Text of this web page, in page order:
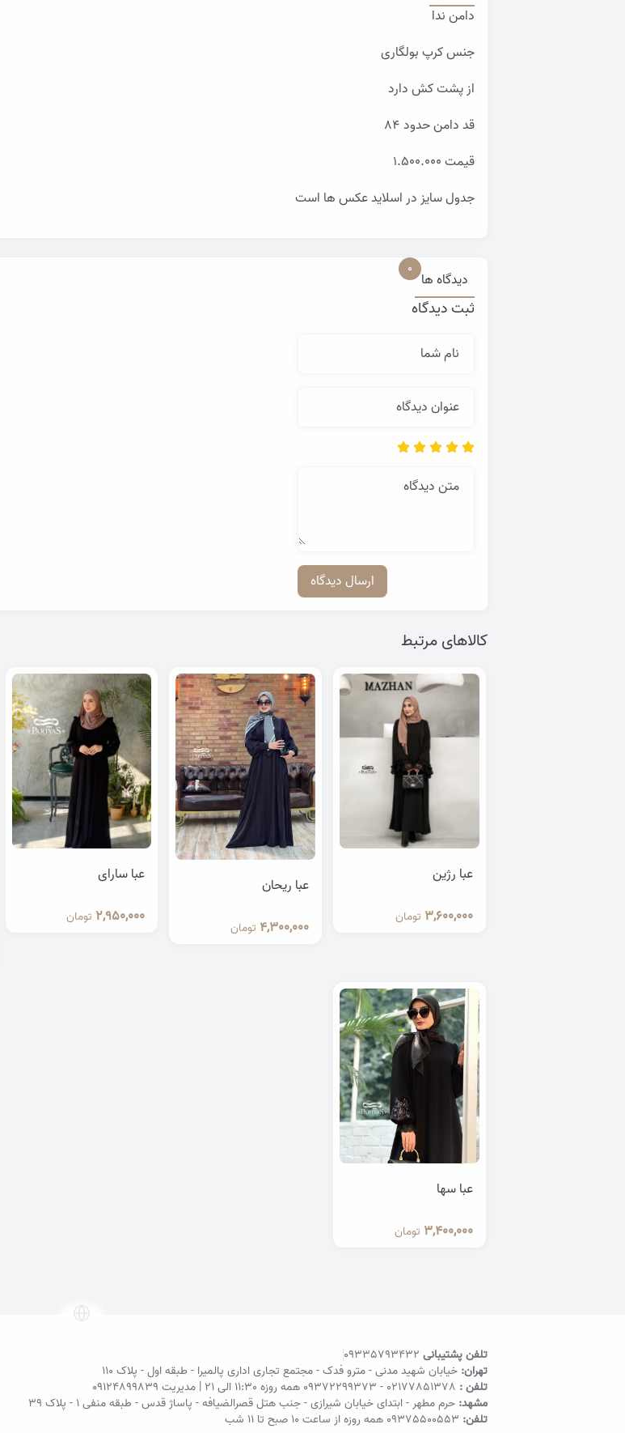
دامن ندا
جنس کرپ بولگاری
از پشت کش دارد
قد دامن حدود ۸۴
قیمت ۱.۵۰۰.۰۰۰
جدول سایز در اسلاید عکس ها است
دیدگاه ها
0
ثبت دیدگاه
نام شما
عنوان دیدگاه
متن دیدگاه
ارسال دیدگاه
کالاهای مرتبط
عبا رژین
3,600,000 تومان
عبا ریحان
4,300,000 تومان
عبا سارای
2,950,000 تومان
عبا سها
3,400,000 تومان
تلفن پشتیبانی 09335793432
تهران: خیابان شهید مدنی - مترو فدک - مجتمع تجاری اداری پالمیرا - طبقه اول - پلاک ۱۱۰
تلفن : 02177851378
-
09372299373 همه روزه 11:30 الی 21 | مدیریت
09124899839
مشهد: حرم مطهر - ابتدای خیابان شیرازی - جنب هتل قصرالضیافه - پاساژ قدس - طبقه منفی ۱ - پلاک 39
تلفن: 09375500553 همه روزه از ساعت ۱۰ صبح تا ۱۱ شب